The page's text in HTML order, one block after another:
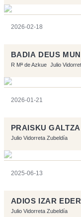
2026-02-18
BADIA DEUS
R Mª de Azkue Julio
2026-01-21
PRAISKU
Julio Vidorreta Zubeldía
2025-06-13
ADIOS IZAR EDER
Julio Vidorreta Zubeldía